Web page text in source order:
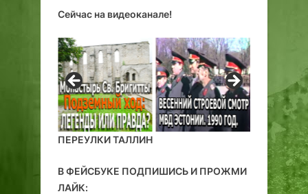
Сейчас на видеоканале!
ПЕРЕУЛКИ ТАЛЛИН
В ФЕЙСБУКЕ ПОДПИШИСЬ И ПРОЖМИ
ЛАЙК: